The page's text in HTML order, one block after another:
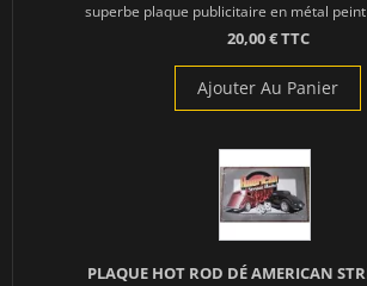
superbe plaque publicitaire en métal
20,00 € TTC
Ajouter Au Panier
PLAQUE HOT ROD DÉ AMERICAN